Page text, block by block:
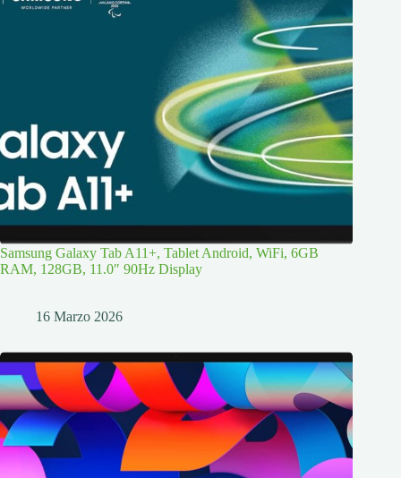
Samsung Galaxy Tab A11+, Tablet Android, WiFi, 6GB
RAM, 128GB, 11.0″ 90Hz Display
16 Marzo 2026